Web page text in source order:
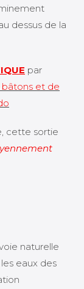
dessus de la
par
bâtons et de
cette sortie
naturelle
eaux des